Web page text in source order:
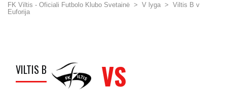
FK Viltis - Oficiali Futbolo Klubo Svetainė > V lyga > Viltis B v
Euforija
VILTIS B VS